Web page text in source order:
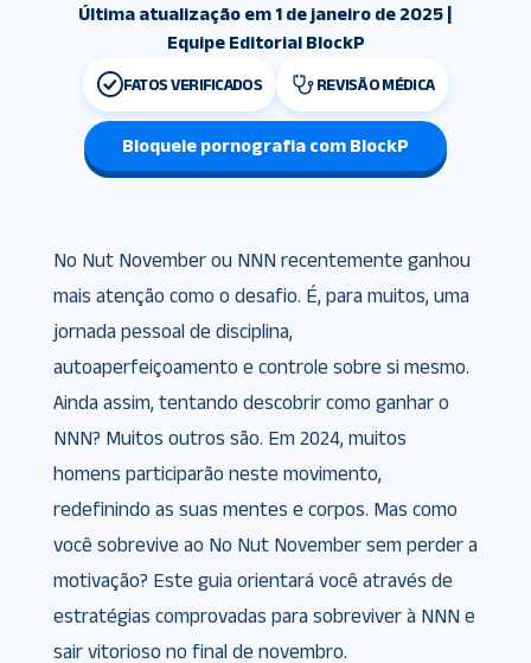
Última atualização em 1 de janeiro de 2025 |
Equipe Editorial BlockP
FATOS VERIFICADOS REVISÃO MÉDICA
Bloqueie pornografia com BlockP
No Nut November ou NNN recentemente ganhou
mais atenção como o desafio. É, para muitos, uma
jornada pessoal de disciplina,
autoaperfeiçoamento e controle sobre si mesmo.
Ainda assim, tentando descobrir como ganhar o
NNN? Muitos outros são. Em 2024, muitos
homens participarão neste movimento,
redefinindo as suas mentes e corpos. Mas como
você sobrevive ao No Nut November sem perder a
motivação? Este guia orientará você através de
estratégias comprovadas para sobreviver à NNN e
sair vitorioso no final de novembro.